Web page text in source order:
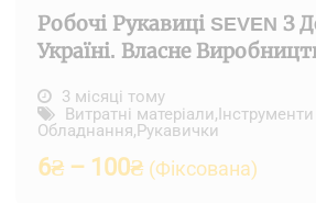
Робочі Рукавиці SEVEN З
Україні. Власне
3 місяці тому
Витратні матеріали,Інструменти
Обладнання,Рукавички
6₴ – 100₴ (Фіксована)